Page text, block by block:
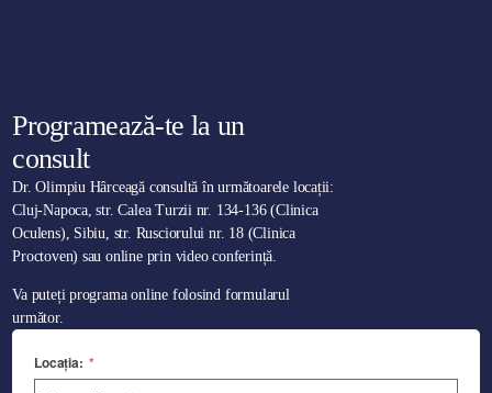
Programează-te la un
consult
Dr. Olimpiu Hârceagă consultă în următoarele locații:
Cluj-Napoca, str. Calea Turzii nr. 134-136 (Clinica
Oculens), Sibiu, str. Rusciorului nr. 18 (Clinica
Proctoven) sau online prin video conferință.
Va puteți programa online folosind formularul
următor.
Locația: *